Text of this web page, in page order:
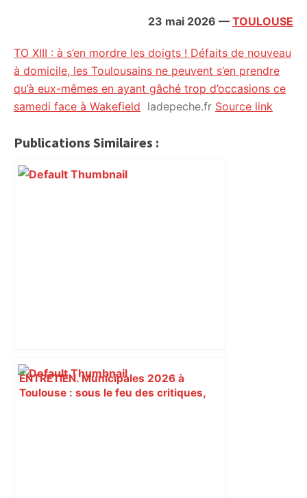
23 mai 2026 — TOULOUSE
TO XIII : à s’en mordre les doigts ! Défaits de nouveau
à domicile, les Toulousains ne peuvent s’en prendre
qu’à eux-mêmes en ayant gâché trop d’occasions ce
samedi face à Wakefield ladepeche.fr Source link
Publications Similaires :
ENTRETIEN. Municipales 2026 à
Toulouse : sous le feu des critiques,